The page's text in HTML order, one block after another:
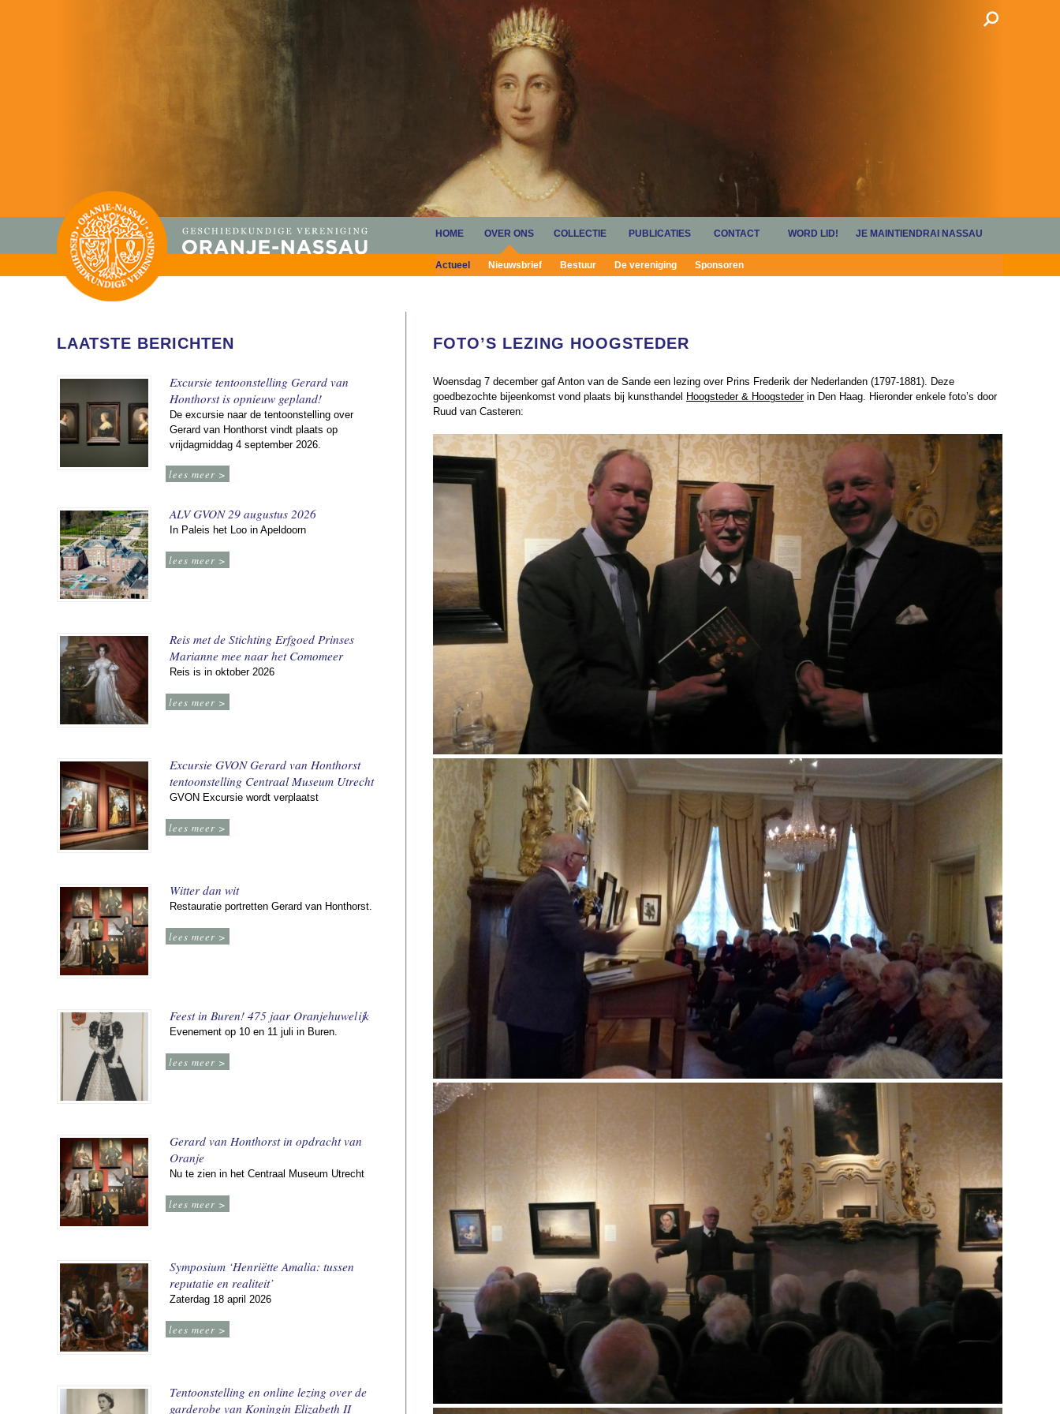
HOME OVER ONS
Actueel Nieuwsbrief Bestuur De vereniging Sponsoren
COLLECTIE PUBLICATIES CONTACT WORD LID! JE MAINTIENDRAI NASSAU
LAATSTE BERICHTEN
Excursie tentoonstelling Gerard van
Honthorst is opnieuw gepland!
De excursie naar de tentoonstelling over
Gerard van Honthorst vindt plaats op
vrijdagmiddag 4 september 2026.
lees meer >
ALV GVON 29 augustus 2026
In Paleis het Loo in Apeldoorn
lees meer >
Reis met de Stichting Erfgoed Prinses
Marianne mee naar het Comomeer
Reis is in oktober 2026
lees meer >
Excursie GVON Gerard van Honthorst
tentoonstelling Centraal Museum Utrecht
GVON Excursie wordt verplaatst
lees meer >
Witter dan wit
Restauratie portretten Gerard van Honthorst.
lees meer >
Feest in Buren! 475 jaar Oranjehuwelijk
Evenement op 10 en 11 juli in Buren.
lees meer >
Gerard van Honthorst in opdracht van
Oranje
Nu te zien in het Centraal Museum Utrecht
lees meer >
Symposium ‘Henriëtte Amalia: tussen
reputatie en realiteit’
Zaterdag 18 april 2026
lees meer >
Tentoonstelling en online lezing over de
garderobe van Koningin Elizabeth II
FOTO’S LEZING HOOGSTEDER
Woensdag 7 december gaf Anton van de Sande een lezing over Prins Frederik der Nederlanden (1797-1881). Deze
goedbezochte bijeenkomst vond plaats bij kunsthandel Hoogsteder & Hoogstederin Den Haag. Hieronder enkele foto’s door
Ruud van Casteren: